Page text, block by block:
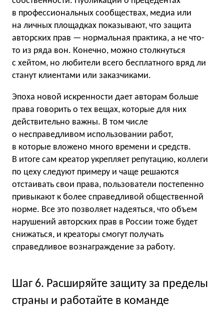
в профессиональных сообществах, медиа или
на личных площадках показывают, что защита
авторских прав — нормальная практика, а не что-
то из ряда вон. Конечно, можно столкнуться
с хейтом, но любители всего бесплатного вряд ли
станут клиентами или заказчиками.
Эпоха новой искренности дает авторам больше
права говорить о тех вещах, которые для них
действительно важны. В том числе
о несправедливом использовании работ,
в которые вложено много времени и средств.
В итоге сам креатор укрепляет репутацию, коллеги
по цеху следуют примеру и чаще решаются
отстаивать свои права, пользователи постепенно
привыкают к более справедливой общественной
норме. Все это позволяет надеяться, что объем
нарушений авторских прав в России тоже будет
снижаться, и креаторы смогут получать
справедливое вознаграждение за работу.
Шаг 6. Расширяйте защиту за пределы
страны и работайте в команде